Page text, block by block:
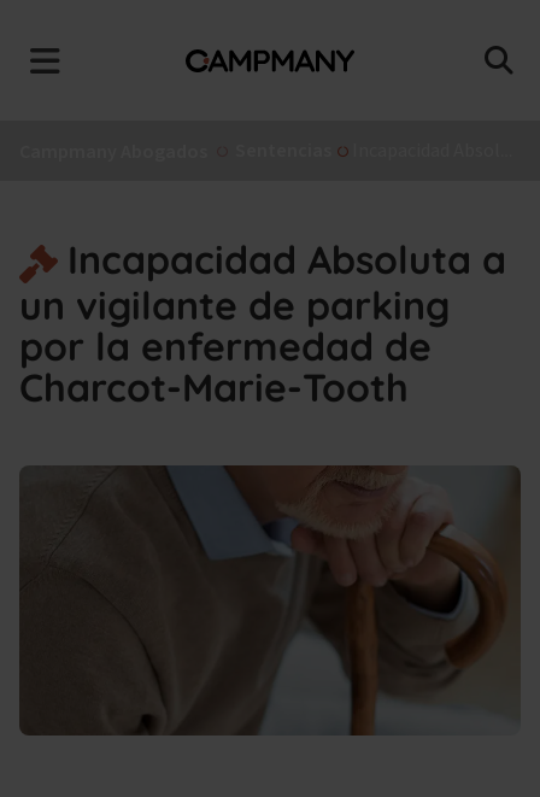
Incapacidad Absoluta a
un vigilante de parking
por la enfermedad de
Charcot-Marie-Tooth